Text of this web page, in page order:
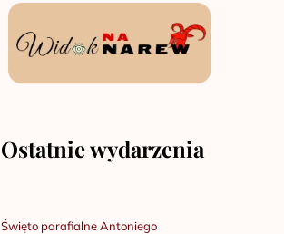
Ostatnie wydarzenia
Święto parafialne Antoniego